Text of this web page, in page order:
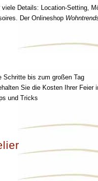
Details: Location-Setting,
Der Onlineshop
Schritte bis zum großen Tag
Sie die Kosten Ihrer Feier
und Tricks